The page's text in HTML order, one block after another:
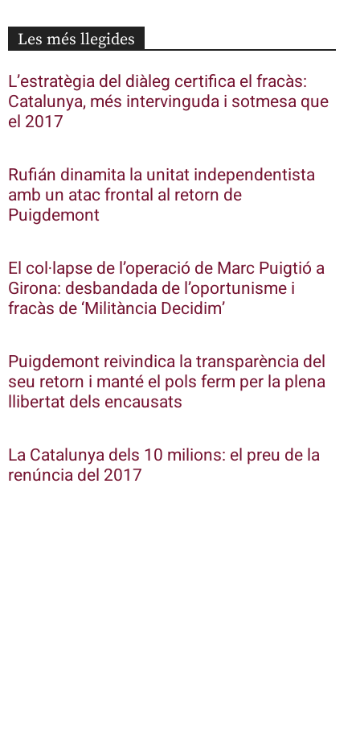
Les més llegides
L’estratègia del diàleg certifica el fracàs:
Catalunya, més intervinguda i sotmesa que
el 2017
Rufián dinamita la unitat independentista
amb un atac frontal al retorn de
Puigdemont
El col·lapse de l’operació de Marc Puigtió a
Girona: desbandada de l’oportunisme i
fracàs de ‘Militància Decidim’
Puigdemont reivindica la transparència del
seu retorn i manté el pols ferm per la plena
llibertat dels encausats
La Catalunya dels 10 milions: el preu de la
renúncia del 2017